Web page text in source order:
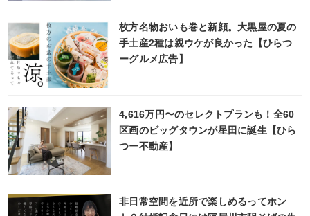
枚方名物おいも巻と新顔。大黒屋の夏の
手土産2種は親ウケが良かった【ひらつ
ーグルメ広告】
4,616万円〜のセレクトプランも！全60
区画のビッグタウンが星田に誕生【ひら
つー不動産】
非日常空間を近所で楽しめるってホン